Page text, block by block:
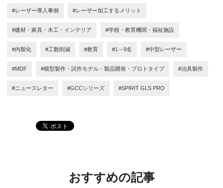
#レーザー導入事例 #レーザー加工するメリット
#建材・家具・木工・インテリア #学校・教育機関・福祉施設
#内製化 #工数削減 #教育 #1～9名 #中型レーザー
#MDF #模型製作・試作モデル・製品開発・プロトタイプ #治具製作
#ニュースレター #GCCシリーズ #SPIRIT GLS PRO
おすすめの記事